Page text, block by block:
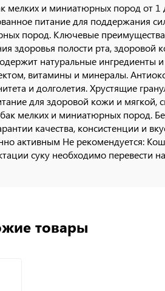
мелких и миниатюрных пород от 1
питание для поддержания
пород. Ключевые
здоровья полости рта, здоровой
натуральные ингредиенты
витамины и минералы.
и долголетия. Хрустящие
для здоровой кожи и мягкой,
мелких и миниатюрных пород.
качества, консистенции и
активным Не рекомендуется:
суку необходимо перевести
товары